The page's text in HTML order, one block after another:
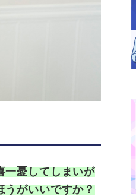
憂してしまいが
うがいいですか？